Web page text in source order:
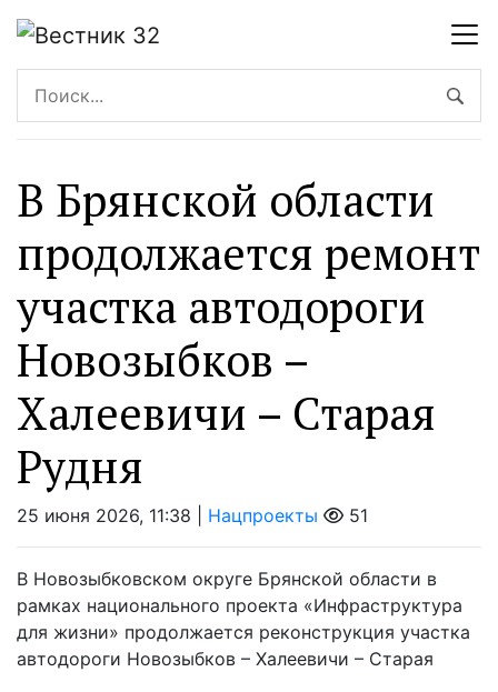
В Брянской области
продолжается ремонт
участка автодороги
Новозыбков –
Халеевичи – Старая
Рудня
25 июня 2026, 11:38 | Нацпроекты 51
В Новозыбковском округе Брянской области в
рамках национального проекта «Инфраструктура
для жизни» продолжается реконструкция участка
автодороги Новозыбков – Халеевичи – Старая